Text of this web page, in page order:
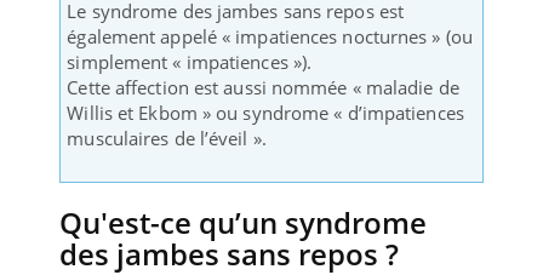
Le syndrome des jambes sans repos est
également appelé « impatiences nocturnes » (ou
simplement « impatiences »).
Cette affection est aussi nommée « maladie de
Willis et Ekbom » ou syndrome « d’impatiences
musculaires de l’éveil ».
Qu'est-ce qu’un syndrome
des jambes sans repos ?